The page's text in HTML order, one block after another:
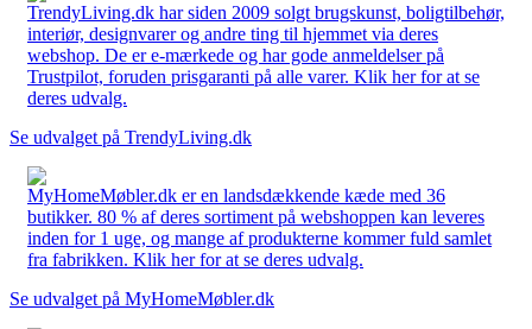
TrendyLiving.dk har siden 2009 solgt brugskunst, boligtilbehør,
interiør, designvarer og andre ting til hjemmet via deres
webshop. De er e-mærkede og har gode anmeldelser på
Trustpilot, foruden prisgaranti på alle varer. Klik her for at se
deres udvalg.
Se udvalget på TrendyLiving.dk
MyHomeMøbler.dk er en landsdækkende kæde med 36
butikker. 80 % af deres sortiment på webshoppen kan leveres
inden for 1 uge, og mange af produkterne kommer fuld samlet
fra fabrikken. Klik her for at se deres udvalg.
Se udvalget på MyHomeMøbler.dk